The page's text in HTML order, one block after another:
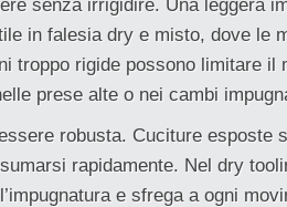
senza irrigidire. Una leggera
in falesia dry e misto, dove le
troppo rigide possono limitare il
prese alte o nei cambi
robusta. Cuciture esposte
rapidamente. Nel dry
e sfrega a ogni